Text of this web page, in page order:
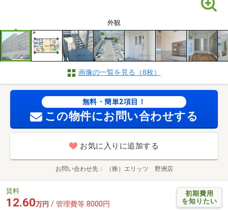
外観
画像の一覧を見る（8枚）
無料・簡単2項目！
この物件にお問い合わせする
お気に入りに追加する
お問い合わせ先 （株）エリッツ 野洲店
初期費用
を知りたい
賃料
12.60万円 / 管理費等 8000円